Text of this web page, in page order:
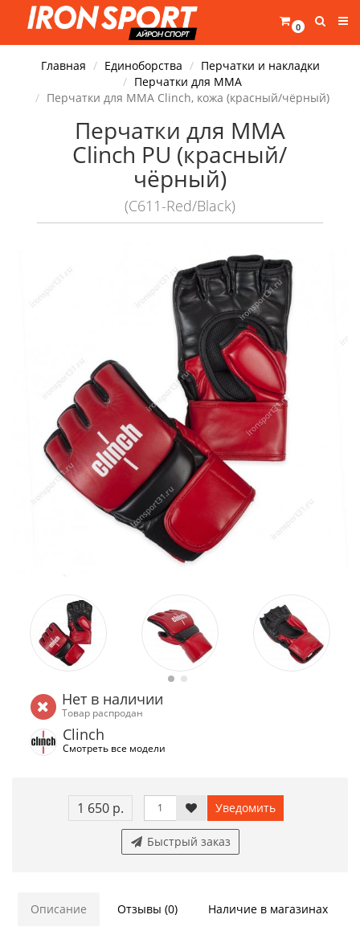
0
Главная Единоборства
Перчатки и накладки
Перчатки для ММА
Перчатки для MMA Clinch, кожа (красный/чёрный)
Перчатки для MMA
Clinch PU (красный/
чёрный)
(C611-Red/Black)
Нет в наличии
Товар распродан
Clinch
Смотреть все модели
1 650 р. Уведомить
Быстрый заказ
Описание Отзывы (0) Наличие в магазинах